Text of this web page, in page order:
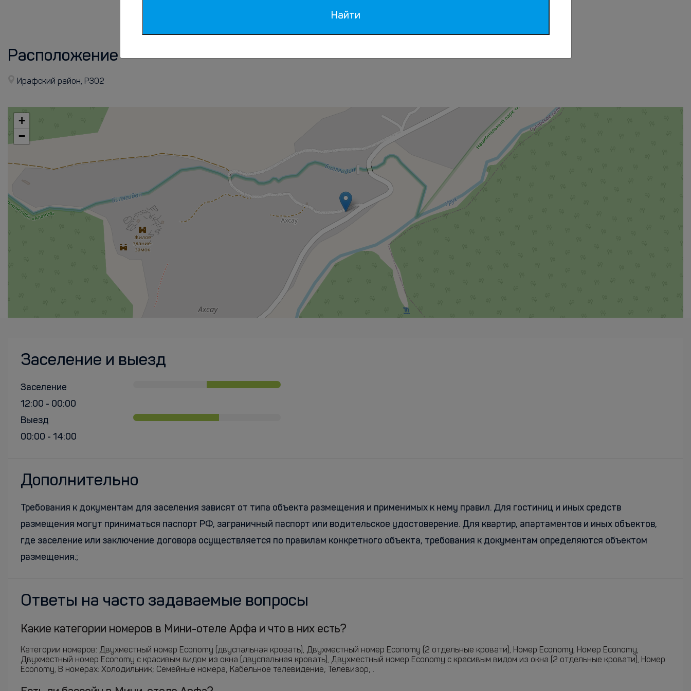
Расположение
Ирафский район, Р302
+
−
Заселение и выезд
Заселение
12:00 - 00:00
Выезд
00:00 - 14:00
Дополнительно
Требования к документам для заселения зависят от типа объекта размещения и применимых к нему правил. Для гостиниц и иных средств
размещения могут приниматься паспорт РФ, заграничный паспорт или водительское удостоверение. Для квартир, апартаментов и иных объектов,
где заселение или заключение договора осуществляется по правилам конкретного объекта, требования к документам определяются объектом
размещения.;
Ответы на часто задаваемые вопросы
Какие категории номеров в Мини-отеле Арфа и что в них есть?
Категории номеров: Двухместный номер Economy (двуспальная кровать), Двухместный номер Economy (2 отдельные кровати), Номер Economy, Номер Economy,
Двухместный номер Economy с красивым видом из окна (двуспальная кровать), Двухместный номер Economy с красивым видом из окна (2 отдельные кровати), Номер
Economy, В номерах: Холодильник; Семейные номера; Кабельное телевидение; Телевизор; .
Найти